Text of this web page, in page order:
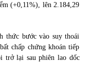
(+0,11%), lên 2.184,29
thức bước vào suy thoái
chấp chứng khoán tiếp
trở lại sau phiên lao dốc